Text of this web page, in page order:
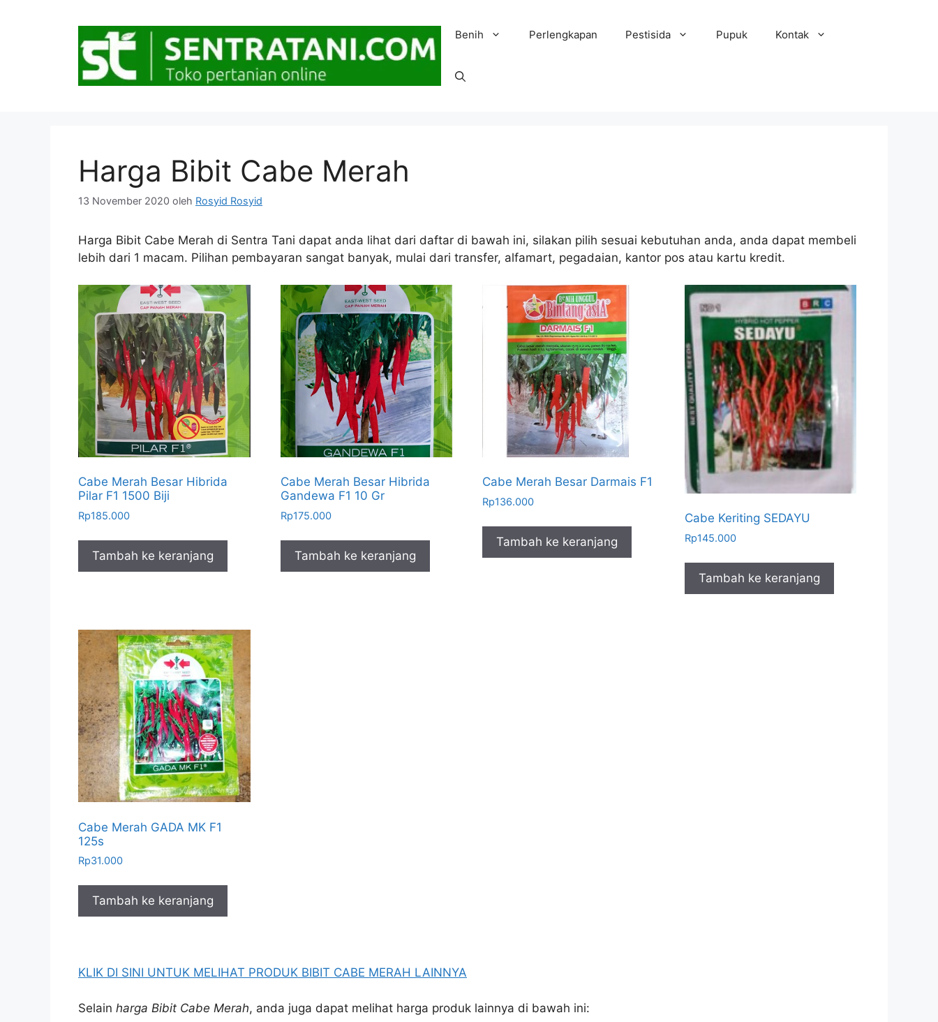
Benih Perlengkapan Pestisida Pupuk Kontak
Harga Bibit Cabe Merah
13 November 2020 oleh Rosyid Rosyid
Harga Bibit Cabe Merah di Sentra Tani dapat anda lihat dari daftar di bawah ini, silakan pilih sesuai kebutuhan anda, anda dapat membeli
lebih dari 1 macam. Pilihan pembayaran sangat banyak, mulai dari transfer, alfamart, pegadaian, kantor pos atau kartu kredit.
Cabe Merah Besar Hibrida
Pilar F1 1500 Biji
Rp185.000
Tambah ke keranjang
Cabe Merah Besar Hibrida
Gandewa F1 10 Gr
Rp175.000
Tambah ke keranjang
Cabe Merah Besar Darmais F1
Rp136.000
Tambah ke keranjang
Cabe Keriting SEDAYU
Rp145.000
Tambah ke keranjang
Cabe Merah GADA MK F1
125s
Rp31.000
Tambah ke keranjang
KLIK DI SINI UNTUK MELIHAT PRODUK BIBIT CABE MERAH LAINNYA
Selain harga Bibit Cabe Merah, anda juga dapat melihat harga produk lainnya di bawah ini: